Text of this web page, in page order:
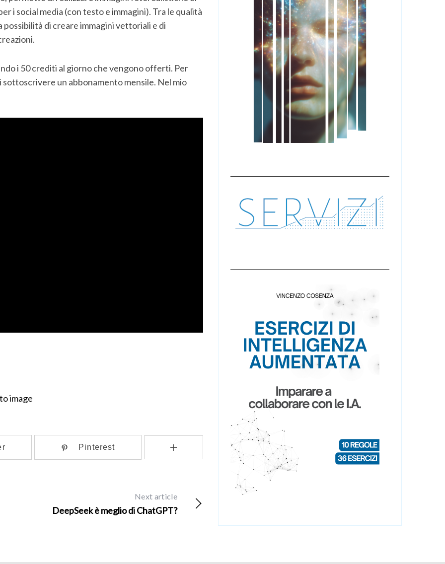
i social media (con testo e immagini). Tra le qualità
di creare immagini vettoriali e di
i 50 crediti al giorno che vengono offerti. Per
un abbonamento mensile. Nel mio
image
Pinterest
Next article
DeepSeek è meglio di ChatGPT?